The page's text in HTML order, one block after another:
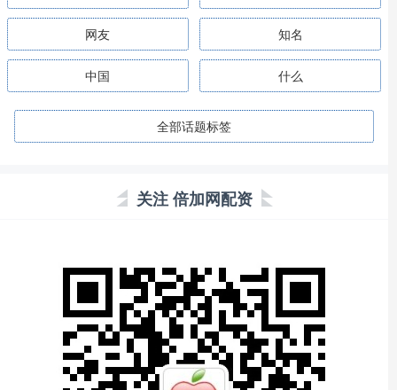
网友 知名
中国 什么
全部话题标签
关注 倍加网配资